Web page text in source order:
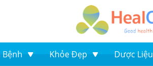
Bệnh Khỏe Đẹp Dược Liệu